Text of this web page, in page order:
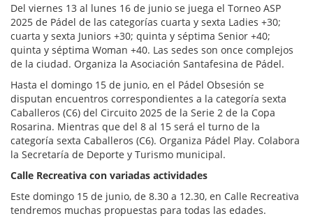
Del viernes 13 al lunes 16 de junio se juega el Torneo ASP
2025 de Pádel de las categorías cuarta y sexta Ladies +30;
cuarta y sexta Juniors +30; quinta y séptima Senior +40;
quinta y séptima Woman +40. Las sedes son once complejos
de la ciudad. Organiza la Asociación Santafesina de Pádel.
Hasta el domingo 15 de junio, en el Pádel Obsesión se
disputan encuentros correspondientes a la categoría sexta
Caballeros (C6) del Circuito 2025 de la Serie 2 de la Copa
Rosarina. Mientras que del 8 al 15 será el turno de la
categoría sexta Caballeros (C6). Organiza Pádel Play. Colabora
la Secretaría de Deporte y Turismo municipal.
Calle Recreativa con variadas actividades
Este domingo 15 de junio, de 8.30 a 12.30, en Calle Recreativa
tendremos muchas propuestas para todas las edades.